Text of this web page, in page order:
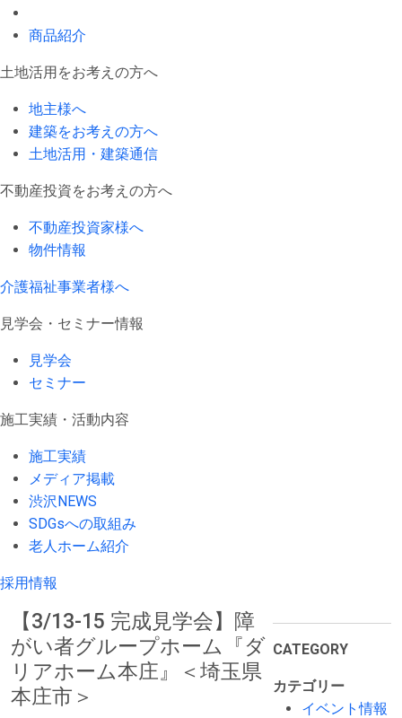
商品紹介
土地活用をお考えの方へ
地主様へ
建築をお考えの方へ
土地活用・建築通信
不動産投資をお考えの方へ
不動産投資家様へ
物件情報
介護福祉事業者様へ
見学会・セミナー情報
見学会
セミナー
施工実績・活動内容
施工実績
メディア掲載
渋沢NEWS
SDGsへの取組み
老人ホーム紹介
採用情報
【3/13-15 完成見学会】障
がい者グループホーム『ダ
リアホーム本庄』＜埼玉県
本庄市＞
CATEGORY
カテゴリー
イベント情報